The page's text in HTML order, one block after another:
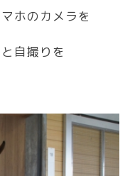
ホのカメラを
自撮りを